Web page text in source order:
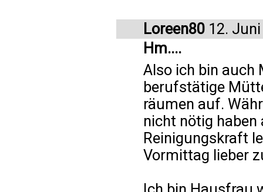
Loreen80 12.
Hm....
Also ich bin auch
berufstätige
räumen auf.
nicht nötig
Reinigungskraft
Vormittag lieber